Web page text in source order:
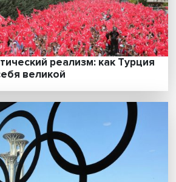
лебедей»: как
экономики ответили на